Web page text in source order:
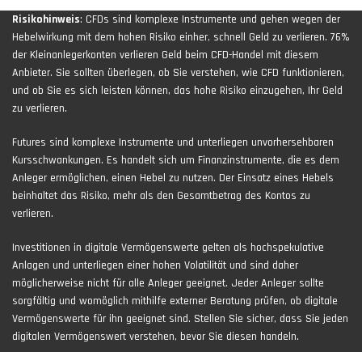
Risikohinweis: CFDs sind komplexe Instrumente und gehen wegen der
Hebelwirkung mit dem hohen Risiko einher, schnell Geld zu verlieren. 76%
der Kleinanlegerkonten verlieren Geld beim CFD-Handel mit diesem
Anbieter. Sie sollten überlegen, ob Sie verstehen, wie CFD funktionieren,
und ob Sie es sich leisten können, das hohe Risiko einzugehen, Ihr Geld
zu verlieren.
Futures sind komplexe Instrumente und unterliegen unvorhersehbaren
Kursschwankungen. Es handelt sich um Finanzinstrumente, die es dem
Anleger ermöglichen, einen Hebel zu nutzen. Der Einsatz eines Hebels
beinhaltet das Risiko, mehr als den Gesamtbetrag des Kontos zu
verlieren.
Investitionen in digitale Vermögenswerte gelten als hochspekulative
Anlagen und unterliegen einer hohen Volatilität und sind daher
möglicherweise nicht für alle Anleger geeignet. Jeder Anleger sollte
sorgfältig und womöglich mithilfe externer Beratung prüfen, ob digitale
Vermögenswerte für ihn geeignet sind. Stellen Sie sicher, dass Sie jeden
digitalen Vermögenswert verstehen, bevor Sie diesen handeln.